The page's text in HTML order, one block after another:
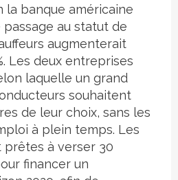
la banque américaine
au statut de
augmenterait
Les deux entreprises
laquelle un grand
souhaitent
de leur choix, sans les
à plein temps. Les
prêtes à verser 30
financer un